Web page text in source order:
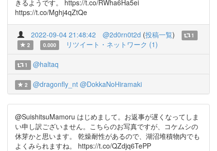
きるようです。 https://t.co/RWha6Ha5ei
https://t.co/Mghj4qZtQe
2022-09-04 21:48:42 @2d0rn0t2d (投稿一覧)
1
2
0.000 リツイート・ネットワーク (1)
1 @haltaq
2 @dragonfly_nt @DokkaNoHiramaki
@SuishitsuMamoru はじめまして。お返事が遅くなってしま
い申し訳ございません。こちらのお写真ですが、コケムシの
休芽かと思います。 乾燥耐性があるので、湖沼堆積物内でも
よくみられますね。 https://t.co/QZdjq6TePP